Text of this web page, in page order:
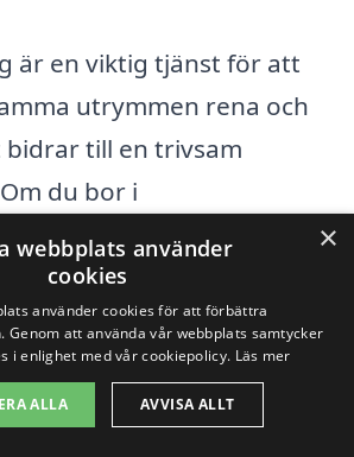
är en viktig tjänst för att
utrymmen rena och
bidrar till en trivsam
du bor i
och letar efter
med trappstädningen,
Att anlita ett
städföretag kan göra stor
finns många alternativ i
×
webbplats använder
cookies
använder cookies för att förbättra
Genom att använda vår webbplats samtycker
i enlighet med vår cookiepolicy. Läs mer
ALLA AVVISA ALLT